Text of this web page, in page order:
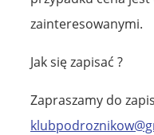
zainteresowanymi.
Jak się zapisać ?
Zapraszamy do